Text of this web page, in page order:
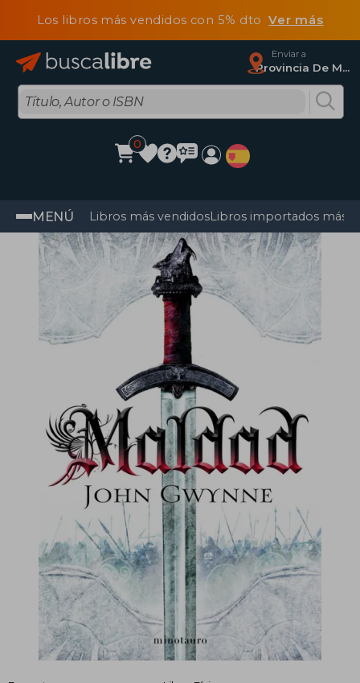
Los libros más vendidos con 5% dtoVer más
Enviar a
Provincia De Madrid
0
MENÚ Libros más vendidosLibros importados más